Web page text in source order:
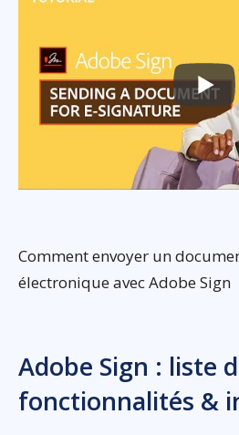
Comment envoyer un
électronique avec Adobe Sign
Adobe Sign : liste
fonctionnalités &